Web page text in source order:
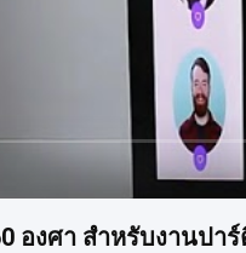
องศา สำหรับงานปา